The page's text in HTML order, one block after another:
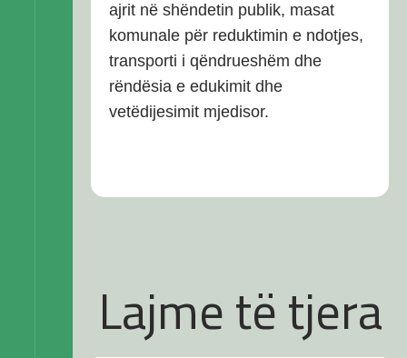
ajrit në shëndetin publik, masat
komunale për reduktimin e ndotjes,
transporti i qëndrueshëm dhe
rëndësia e edukimit dhe
vetëdijesimit mjedisor.
Lajme të tjera